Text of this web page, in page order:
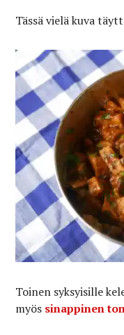
Tässä vielä kuva
Toinen syksyisille
myös sinappinen